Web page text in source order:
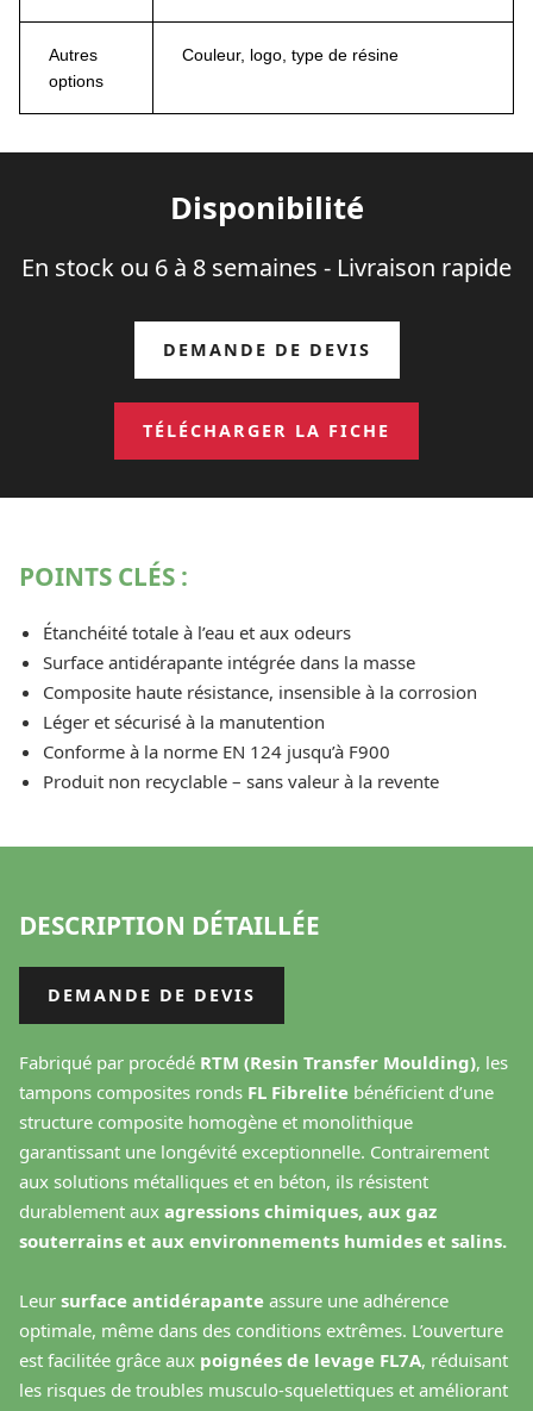
Autres
options
Couleur, logo, type de résine
Disponibilité
En stock ou 6 à 8 semaines - Livraison rapide
DEMANDE DE DEVIS
TÉLÉCHARGER LA FICHE
POINTS CLÉS :
Étanchéité totale à l’eau et aux odeurs
Surface antidérapante intégrée dans la masse
Composite haute résistance, insensible à la corrosion
Léger et sécurisé à la manutention
Conforme à la norme EN 124 jusqu’à F900
Produit non recyclable – sans valeur à la revente
DESCRIPTION DÉTAILLÉE
DEMANDE DE DEVIS
Fabriqué par procédé RTM (Resin Transfer Moulding), les
tampons composites ronds FL Fibrelite bénéficient d’une
structure composite homogène et monolithique
garantissant une longévité exceptionnelle. Contrairement
aux solutions métalliques et en béton, ils résistent
durablement aux agressions chimiques, aux gaz
souterrains et aux environnements humides et salins.
Leur surface antidérapante assure une adhérence
optimale, même dans des conditions extrêmes. L’ouverture
est facilitée grâce aux poignées de levage FL7A, réduisant
les risques de troubles musculo-squelettiques et améliorant